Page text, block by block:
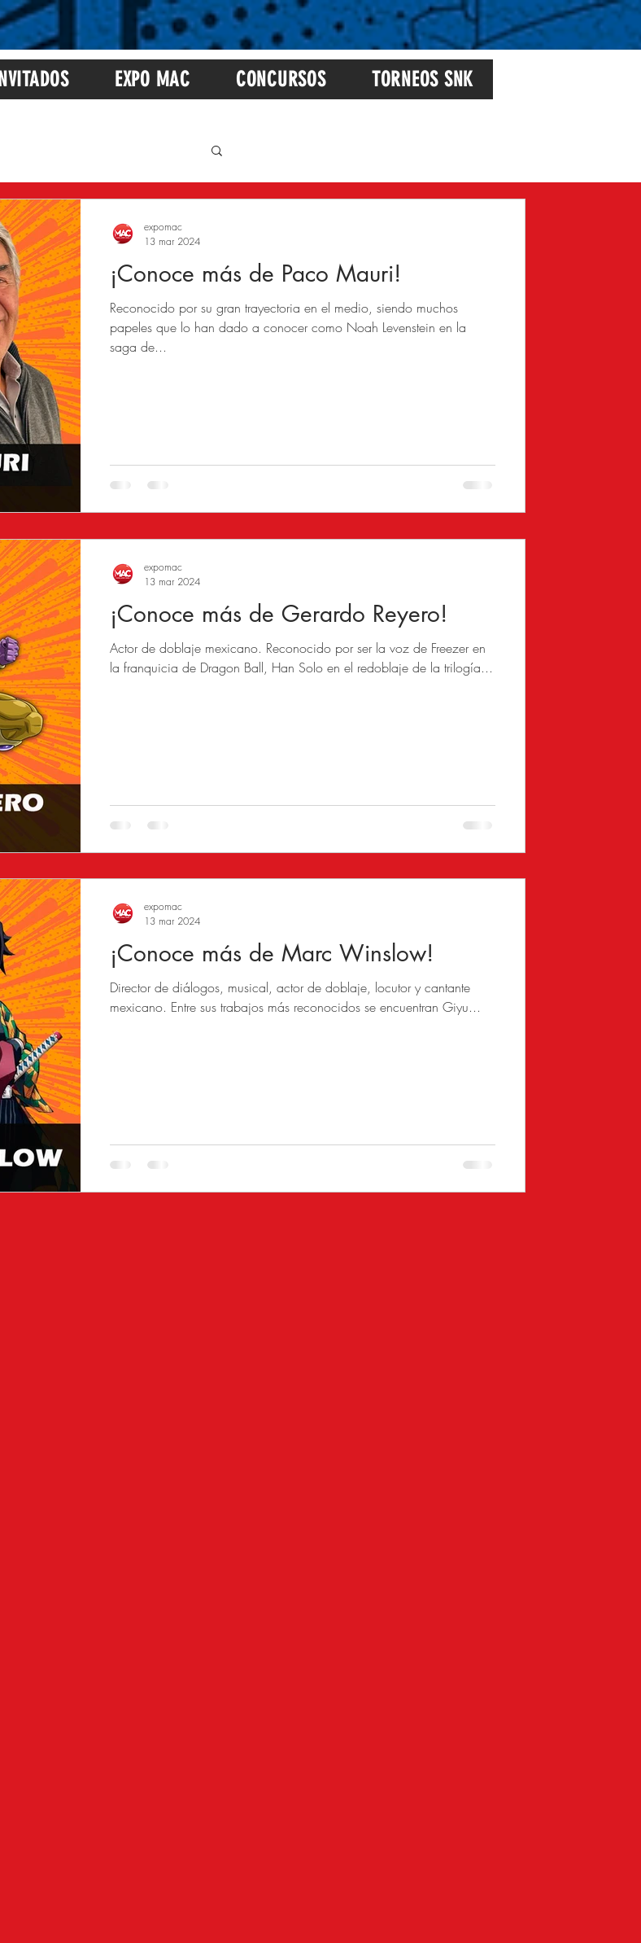
¡Conoce más de Paco Mauri!
Reconocido por su gran trayectoria en el medio, siendo muchos
papeles que lo han dado a conocer como Noah Levenstein en la
saga de...
expomac
13 mar 2024
¡Conoce más de Gerardo Reyero!
Actor de doblaje mexicano. Reconocido por ser la voz de Freezer en
la franquicia de Dragon Ball, Han Solo en el redoblaje de la trilogía...
expomac
13 mar 2024
¡Conoce más de Marc Winslow!
Director de diálogos, musical, actor de doblaje, locutor y cantante
mexicano. Entre sus trabajos más reconocidos se encuentran Giyu...
expomac
13 mar 2024
INVITADOS EXPO MAC CONCURSOS TORNEOS SNK